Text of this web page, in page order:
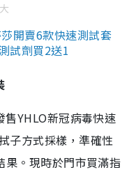
開賣6款快速測試套
試劑買2送1
售YHLO新冠病毒快速
子方式採樣，準確性
。現時於門市買滿指